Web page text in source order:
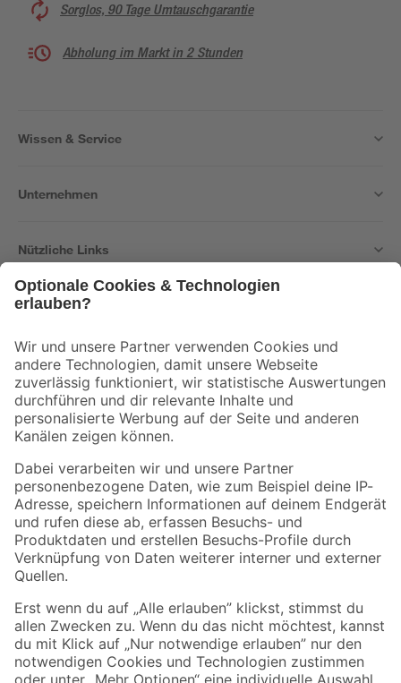
Sorglos, 90 Tage Umtauschgarantie
Abholung im Markt in 2 Stunden
Wissen & Service
Unternehmen
Nützliche Links
Der toom Newsletter: Keine Angebote und Aktionen mehr verpassen!
Zur Newsletter Anmeldung
Folge uns
Zahlungsarten Versandarten
Sicher einkaufen
Jetzt die toom-App herunterladen